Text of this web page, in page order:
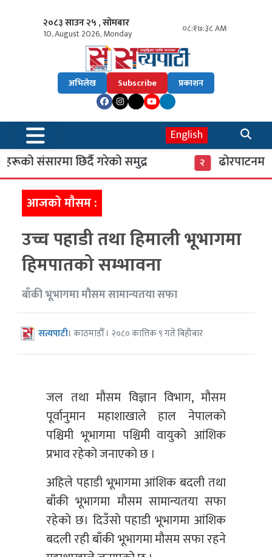
२०८३ साउन २५ , सोमबार
10, August 2026, Monday ०८:१७:३९ AM
अभिलेख Subscribe प्रकाशन
English
संसारमा छिर्दै गरेको समुद्र
ढोरपाटनमा
आजकाे माैसम :
उच्च पहाडी तथा हिमाली भूभागमा
हिमपातको सम्भावना
बाँकी भूभागमा मौसम सामान्यतया सफा
सत्यपाटी। काठमाडौँ । २०८० कात्तिक ९ गते बिहीबार
जल तथा मौसम विज्ञान विभाग, मौसम
पूर्वानुमान महाशाखाले हाल नेपालको
पश्चिमी भूभागमा पश्चिमी वायुको आंशिक
प्रभाव रहेको जनाएको छ ।
अहिले पहाडी भूभागमा आंशिक बदली तथा
बाँकी भूभागमा मौसम सामान्यतया सफा
रहेको छ। दिउँसो पहाडी भूभागमा आंशिक
बदली रही बाँकी भूभागमा मौसम सफा रहने